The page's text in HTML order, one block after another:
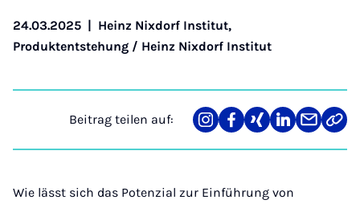
24.03.2025 | Heinz Nixdorf Institut,
Produktentstehung / Heinz Nixdorf Institut
Beitrag teilen auf:
Teilen
auf
Teilen
auf
Teilen
auf
Teilen
auf
Teilen
über
Link
Wie lässt sich das Potenzial zur Einführung von